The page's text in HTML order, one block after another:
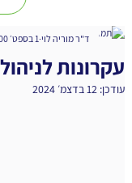
עקרונות
ד"ר מוריה לוי 1 בספט׳ 2000
עודכן: 12 בדצמ׳ 2024